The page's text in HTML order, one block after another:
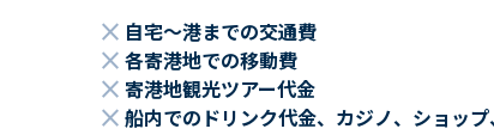
close 自宅～港までの交通費
close 各寄港地での移動費
close 寄港地観光ツアー代金
close 船内でのドリンク代金、カジノ、ショッ